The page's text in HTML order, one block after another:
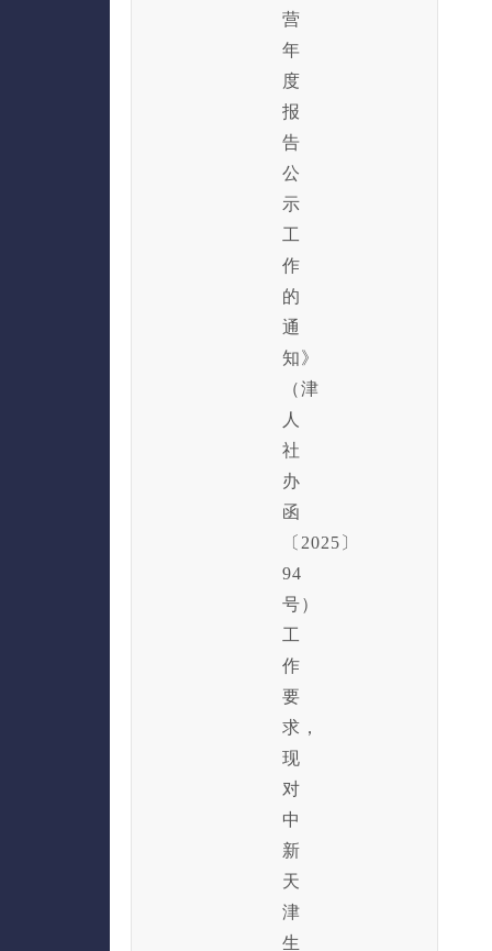
营
年
度
报
告
公
示
工
作
的
通
知》
（津
人
社
办
函
〔2025〕
94
号）
工
作
要
求，
现
对
中
新
天
津
生